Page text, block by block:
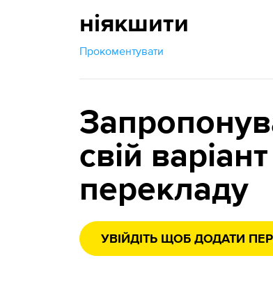
ніякшити
Прокоментувати
свій варіант
перекладу
УВІЙДІТЬ ЩОБ ДОДАТИ